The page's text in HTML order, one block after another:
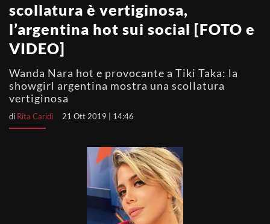
scollatura è vertiginosa,
l’argentina hot sui social [FOTO e
VIDEO]
Wanda Nara hot e provocante a Tiki Taka: la
showgirl argentina mostra una scollatura
vertiginosa
di Rita Caridi 21 Ott 2019 | 14:46